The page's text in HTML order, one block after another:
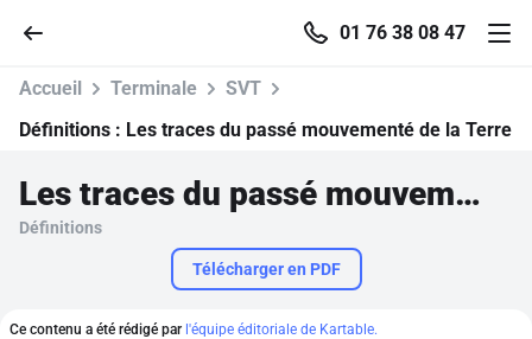
01 76 38 08 47
Accueil
Recherche
Accueil Terminale
SVT
Définitions : Les traces du passé mouvementé de la Terre
Les traces du passé mouvementé de la Terre
Définitions
Télécharger en PDF
Ce contenu a été rédigé par l'équipe éditoriale de Kartable.